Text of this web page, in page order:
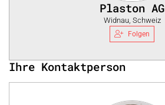
Plaston AG
Widnau, Schweiz
Folgen
Ihre Kontaktperson